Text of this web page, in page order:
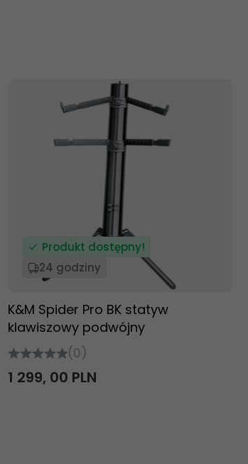
Produkt dostępny!
24 godziny
K&M Spider Pro BK statyw
klawiszowy podwójny
(0)
1 299, 00 PLN